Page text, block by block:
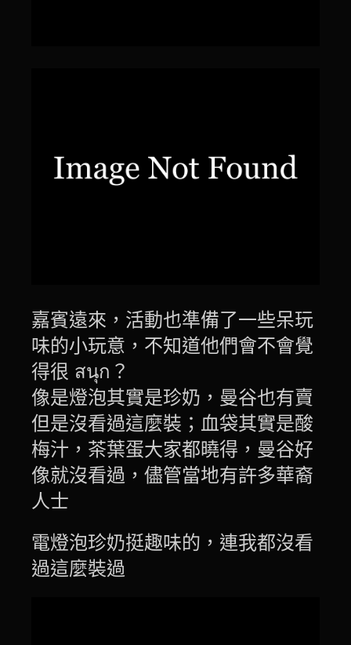
嘉賓遠來，活動也準備了一些呆玩
味的小玩意，不知道他們會不會覺
得很 สนุก？
像是燈泡其實是珍奶，曼谷也有賣
但是沒看過這麼裝；血袋其實是酸
梅汁，茶葉蛋大家都曉得，曼谷好
像就沒看過，儘管當地有許多華裔
人士
電燈泡珍奶挺趣味的，連我都沒看
過這麼裝過